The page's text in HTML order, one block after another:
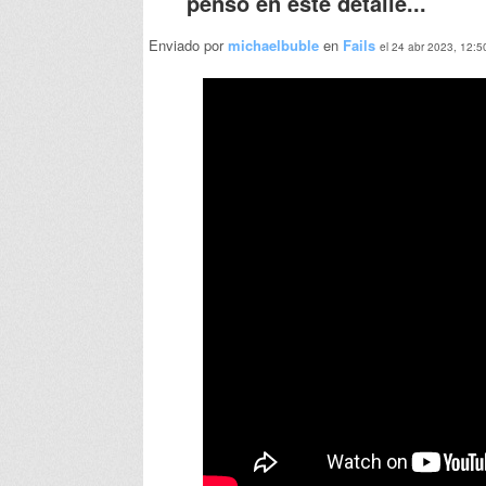
Enviado pormichaelbuble en Fails el 24 abr 2023,